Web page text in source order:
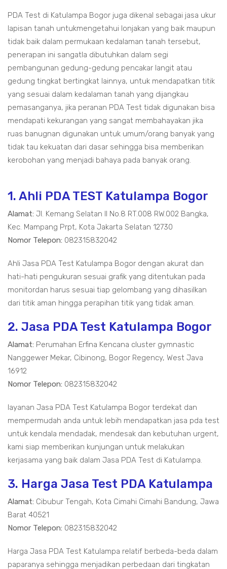
PDA Test di Katulampa Bogor juga dikenal sebagai jasa ukur
lapisan tanah untukmengetahui lonjakan yang baik maupun
tidak baik dalam permukaan kedalaman tanah tersebut,
penerapan ini sangatla dibutuhkan dalam segi
pembangunan gedung-gedung pencakar langit atau
gedung tingkat bertingkat lainnya, untuk mendapatkan titik
yang sesuai dalam kedalaman tanah yang dijangkau
pemasanganya, jika peranan PDA Test tidak digunakan bisa
mendapati kekurangan yang sangat membahayakan jika
ruas banugnan digunakan untuk umum/orang banyak yang
tidak tau kekuatan dari dasar sehingga bisa memberikan
kerobohan yang menjadi bahaya pada banyak orang.
1. Ahli PDA TEST Katulampa Bogor
Alamat: Jl. Kemang Selatan II No.8 RT.008 RW.002 Bangka,
Kec. Mampang Prpt, Kota Jakarta Selatan 12730
Nomor Telepon: 082315832042
Ahli Jasa PDA Test Katulampa Bogor dengan akurat dan
hati-hati pengukuran sesuai grafik yang ditentukan pada
monitordan harus sesuai tiap gelombang yang dihasilkan
dari titik aman hingga perapihan titik yang tidak aman.
2. Jasa PDA Test Katulampa Bogor
Alamat: Perumahan Erfina Kencana cluster gymnastic
Nanggewer Mekar, Cibinong, Bogor Regency, West Java
16912
Nomor Telepon: 082315832042
layanan Jasa PDA Test Katulampa Bogor terdekat dan
mempermudah anda untuk lebih mendapatkan jasa pda test
untuk kendala mendadak, mendesak dan kebutuhan urgent,
kami siap memberikan kunjungan untuk melakukan
kerjasama yang baik dalam Jasa PDA Test di Katulampa.
3. Harga Jasa Test PDA Katulampa
Alamat: Cibubur Tengah, Kota Cimahi Cimahi Bandung, Jawa
Barat 40521
Nomor Telepon: 082315832042
Harga Jasa PDA Test Katulampa relatif berbeda-beda dalam
paparanya sehingga menjadikan perbedaan dari tingkatan